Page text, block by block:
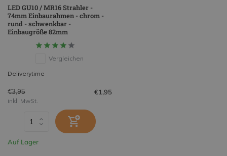
LED GU10 / MR16 Strahler -
74mm Einbaurahmen - chrom -
rund - schwenkbar -
Einbaugröße 82mm
Vergleichen
Deliverytime
€3,95 €1,95
inkl. MwSt.
Auf Lager